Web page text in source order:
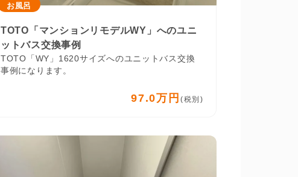
お風呂
TOTO「マンションリモデルWY」へのユニ
ットバス交換事例
TOTO「WY」1620サイズへのユニットバス交換
事例になります。
97.0万円 (税別)